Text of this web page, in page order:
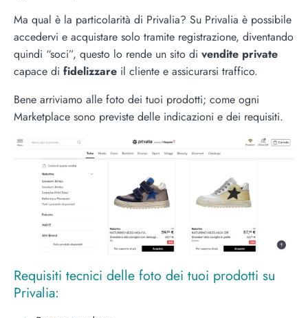
Ma qual è la particolarità di Privalia? Su Privalia è possibile
accedervi e acquistare solo tramite registrazione, diventando
quindi “soci”, questo lo rende un sito di vendite private
capace di fidelizzare il cliente e assicurarsi traffico.
Bene arriviamo alle foto dei tuoi prodotti; come ogni
Marketplace sono previste delle indicazioni e dei requisiti.
Requisiti tecnici delle foto dei tuoi prodotti su
Privalia: